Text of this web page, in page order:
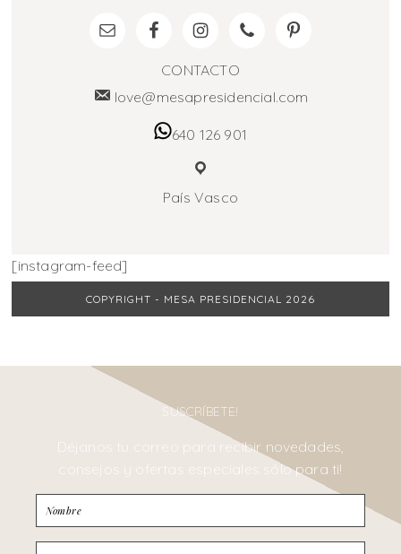
CONTACTO
love@mesapresidencial.com
640 126 901
País Vasco
[instagram-feed]
COPYRIGHT - MESA PRESIDENCIAL 2026
SUSCRÍBETE!
Déjanos tu correo para recibir novedades,
consejos y ofertas especiales sólo para ti!